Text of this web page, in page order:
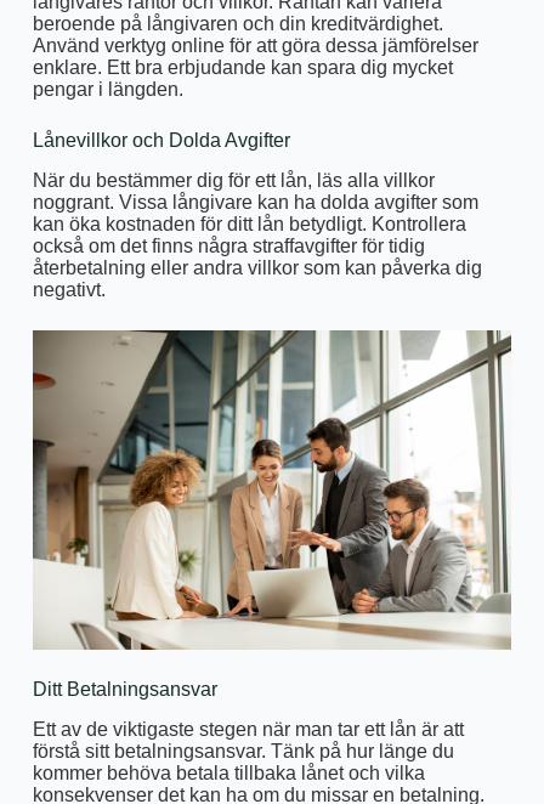
beroende på långivaren och din kreditvärdighet.
Använd verktyg online för att göra dessa jämförelser
enklare. Ett bra erbjudande kan spara dig mycket
pengar i längden.
Lånevillkor och Dolda Avgifter
När du bestämmer dig för ett lån, läs alla villkor
noggrant. Vissa långivare kan ha dolda avgifter som
kan öka kostnaden för ditt lån betydligt. Kontrollera
också om det finns några straffavgifter för tidig
återbetalning eller andra villkor som kan påverka dig
negativt.
Ditt Betalningsansvar
Ett av de viktigaste stegen när man tar ett lån är att
förstå sitt betalningsansvar. Tänk på hur länge du
kommer behöva betala tillbaka lånet och vilka
konsekvenser det kan ha om du missar en betalning.